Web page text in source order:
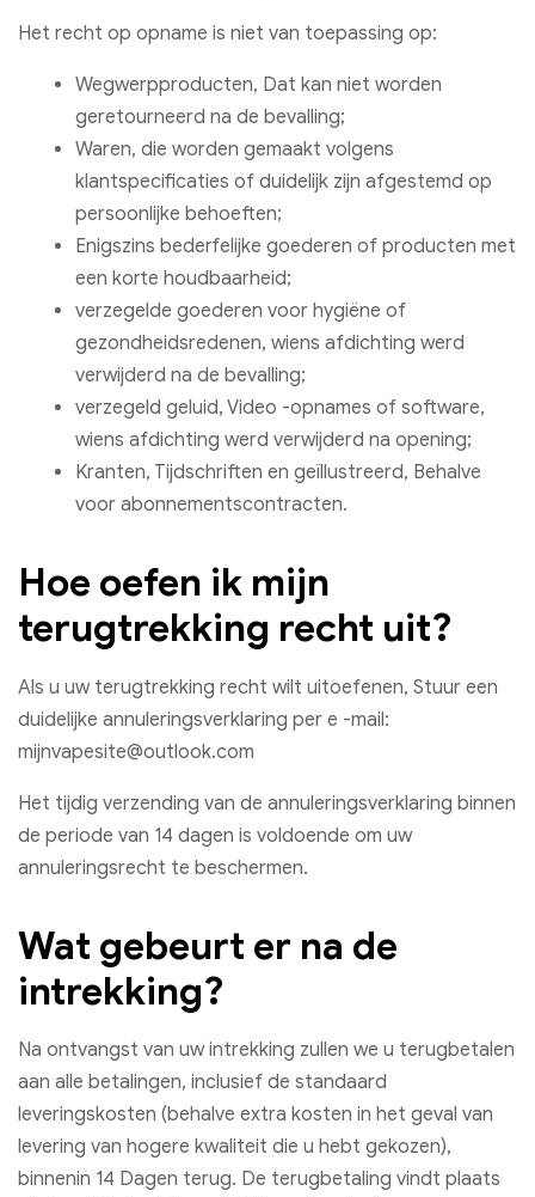
Het recht op opname is niet van toepassing op:
Wegwerpproducten, Dat kan niet worden
geretourneerd na de bevalling;
Waren, die worden gemaakt volgens
klantspecificaties of duidelijk zijn afgestemd op
persoonlijke behoeften;
Enigszins bederfelijke goederen of producten met
een korte houdbaarheid;
verzegelde goederen voor hygiëne of
gezondheidsredenen, wiens afdichting werd
verwijderd na de bevalling;
verzegeld geluid, Video -opnames of software,
wiens afdichting werd verwijderd na opening;
Kranten, Tijdschriften en geïllustreerd, Behalve
voor abonnementscontracten.
Hoe oefen ik mijn
terugtrekking recht uit?
Als u uw terugtrekking recht wilt uitoefenen, Stuur een
duidelijke annuleringsverklaring per e -mail:
mijnvapesite@outlook.com
Het tijdig verzending van de annuleringsverklaring binnen
de periode van 14 dagen is voldoende om uw
annuleringsrecht te beschermen.
Wat gebeurt er na de
intrekking?
Na ontvangst van uw intrekking zullen we u terugbetalen
aan alle betalingen, inclusief de standaard
leveringskosten (behalve extra kosten in het geval van
levering van hogere kwaliteit die u hebt gekozen),
binnenin 14 Dagen terug. De terugbetaling vindt plaats